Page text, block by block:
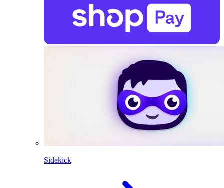
Sidekick